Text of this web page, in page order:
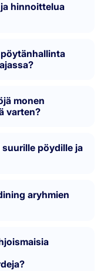
hinnoittelua
monen
varten?
pöydille ja
aryhmien